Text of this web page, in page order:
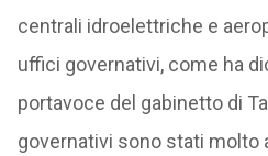
centrali idroelettriche e
uffici governativi, come ha
portavoce del gabinetto di
governativi sono stati molto